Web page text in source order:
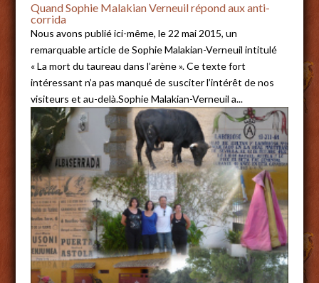
Quand Sophie Malakian Verneuil répond aux anti-
corrida
Nous avons publié ici-même, le 22 mai 2015, un
remarquable article de Sophie Malakian-Verneuil intitulé
« La mort du taureau dans l’arène ». Ce texte fort
intéressant n’a pas manqué de susciter l’intérêt de nos
visiteurs et au-delà.Sophie Malakian-Verneuil a...